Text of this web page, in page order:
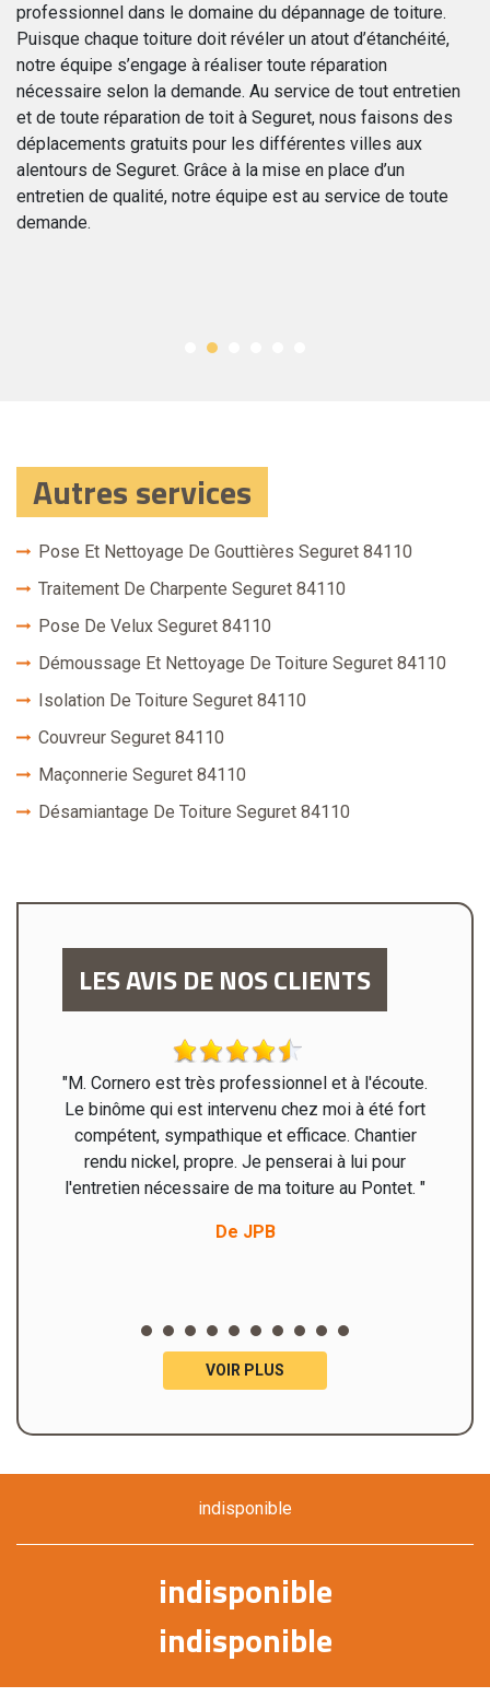
professionnel dans le domaine du dépannage de toiture.
Puisque chaque toiture doit révéler un atout d’étanchéité,
notre équipe s’engage à réaliser toute réparation
nécessaire selon la demande. Au service de tout entretien
et de toute réparation de toit à Seguret, nous faisons des
déplacements gratuits pour les différentes villes aux
alentours de Seguret. Grâce à la mise en place d’un
entretien de qualité, notre équipe est au service de toute
demande.
Autres services
Pose Et Nettoyage De Gouttières Seguret 84110
Traitement De Charpente Seguret 84110
Pose De Velux Seguret 84110
Démoussage Et Nettoyage De Toiture Seguret 84110
Isolation De Toiture Seguret 84110
Couvreur Seguret 84110
Maçonnerie Seguret 84110
Désamiantage De Toiture Seguret 84110
LES AVIS DE NOS CLIENTS
"M. Cornero est très professionnel et à l'écoute.
Le binôme qui est intervenu chez moi à été fort
compétent, sympathique et efficace. Chantier
rendu nickel, propre. Je penserai à lui pour
l'entretien nécessaire de ma toiture au Pontet. "
De JPB
VOIR PLUS
indisponible
indisponible
indisponible